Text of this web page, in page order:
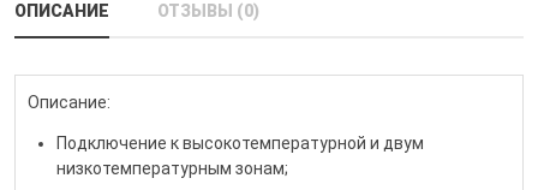
ОПИСАНИЕ ОТЗЫВЫ (0)
Описание:
Подключение к высокотемпературной и двум
низкотемпературным зонам;